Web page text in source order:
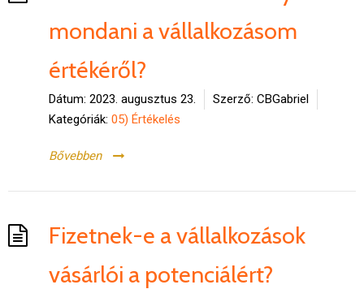
mondani a vállalkozásom
értékéről?
Dátum: 2023. augusztus 23. Szerző: CBGabriel
Kategóriák: 05) Értékelés
Bővebben
Fizetnek-e a vállalkozások
vásárlói a potenciálért?